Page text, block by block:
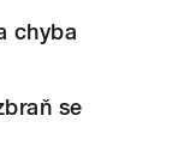
chyba
se